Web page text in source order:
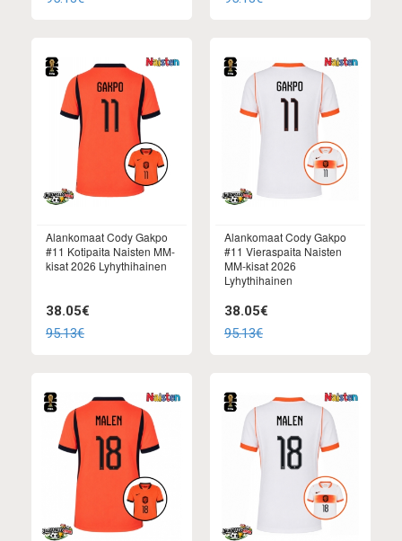
Alankomaat Cody Gakpo
#11 Kotipaita Naisten MM-
kisat 2026 Lyhythihainen
38.05€
95.13€
Alankomaat Cody Gakpo
#11 Vieraspaita Naisten
MM-kisat 2026
Lyhythihainen
38.05€
95.13€